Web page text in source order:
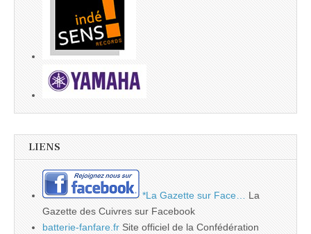
LIENS
*La Gazette sur Face…
La
Gazette des Cuivres sur Facebook
batterie-fanfare.fr Site officiel de la Confédération